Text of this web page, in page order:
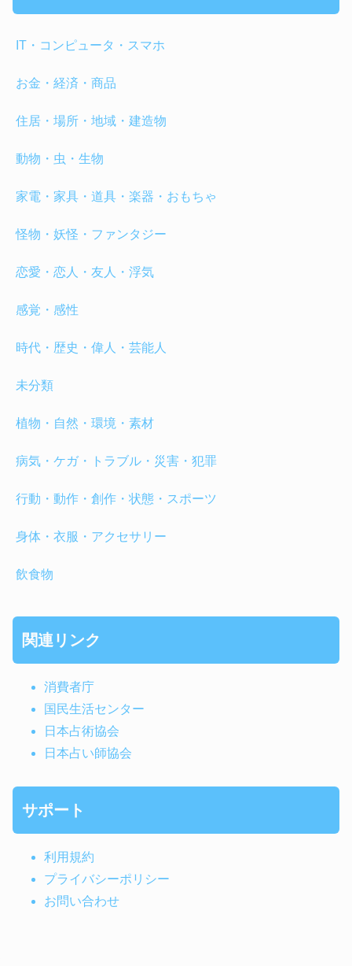
IT・コンピュータ・スマホ
お金・経済・商品
住居・場所・地域・建造物
動物・虫・生物
家電・家具・道具・楽器・おもちゃ
怪物・妖怪・ファンタジー
恋愛・恋人・友人・浮気
感覚・感性
時代・歴史・偉人・芸能人
未分類
植物・自然・環境・素材
病気・ケガ・トラブル・災害・犯罪
行動・動作・創作・状態・スポーツ
身体・衣服・アクセサリー
飲食物
関連リンク
消費者庁
国民生活センター
日本占術協会
日本占い師協会
サポート
利用規約
プライバシーポリシー
お問い合わせ